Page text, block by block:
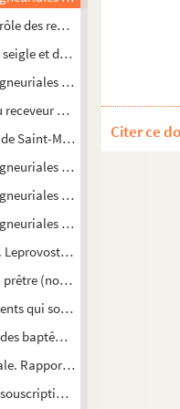
des rentes seigneuriales
seigle et de l'avoine,
(en avoine et
receveur de la seigneurie de
Saint-Martin-Don: années
de La Baconnière et
de la Baconnière
de la Baconnière
prêtre
(nommé Heot) des
qui sont faits à Gilles Le
des baptêmes et mariages
Rapport fait au nom du
pour achat de
Citer ce